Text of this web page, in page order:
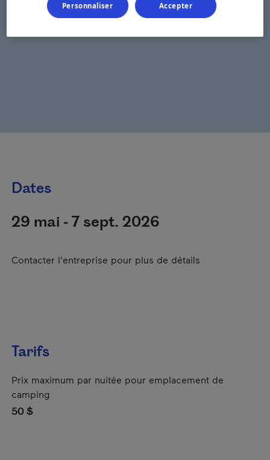
Dates
29 mai - 7 sept. 2026
Contacter l'entreprise pour plus de détails
Tarifs
Prix maximum par nuitée pour emplacement de
camping
50 $
Personnaliser Accepter